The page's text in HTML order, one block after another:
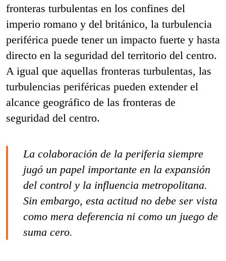
fronteras turbulentas en los confines del
imperio romano y del británico, la turbulencia
periférica puede tener un impacto fuerte y hasta
directo en la seguridad del territorio del centro.
A igual que aquellas fronteras turbulentas, las
turbulencias periféricas pueden extender el
alcance geográfico de las fronteras de
seguridad del centro.
La colaboración de la periferia siempre
jugó un papel importante en la expansión
del control y la influencia metropolitana.
Sin embargo, esta actitud no debe ser vista
como mera deferencia ni como un juego de
suma cero.